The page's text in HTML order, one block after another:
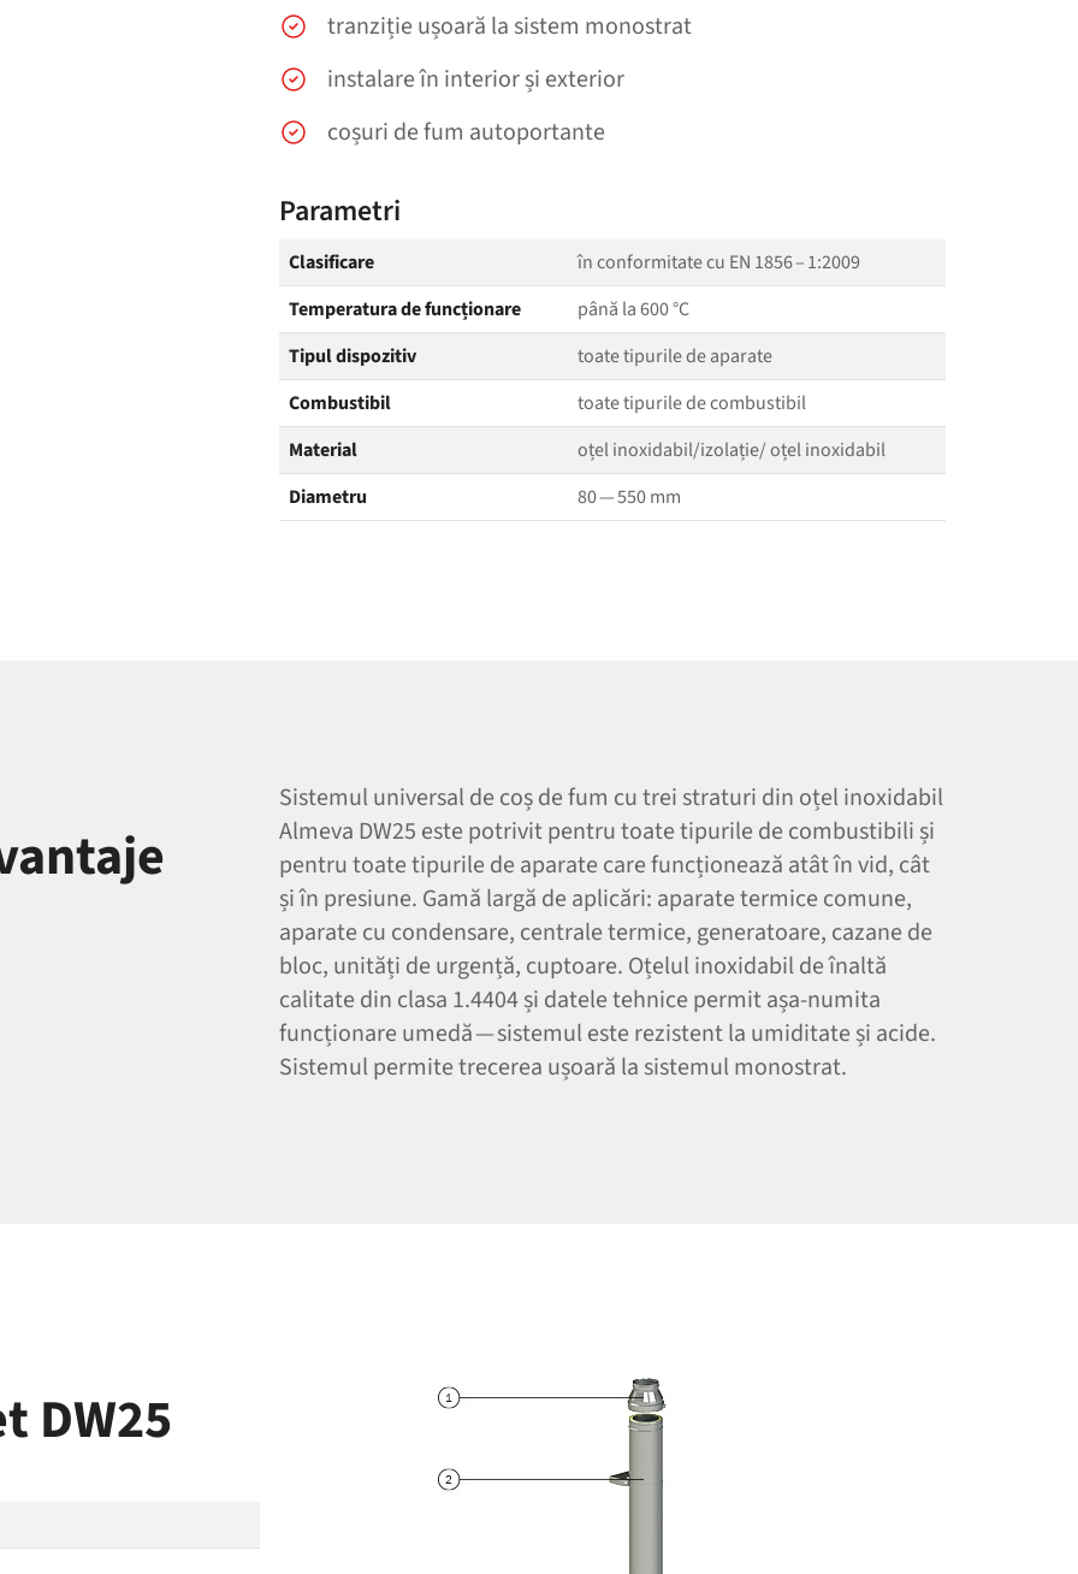
tranziție ușoară la sistem monostrat
instalare în interior și exterior
coșuri de fum autoportante
Parametri
Clasificare
în conformitate cu EN 1856 – 1:2009
Temperatura de funcționare
până la 600 °C
Tipul dispozitiv
toate tipurile de aparate
Combustibil
toate tipurile de combustibil
Material
oțel inoxidabil/​izolație/​ oțel inoxidabil
Diametru
80 — 550 mm
Sistemul universal de coș de fum cu trei straturi din oțel inoxidabil
Almeva DW25 este potrivit pentru toate tipurile de combustibili și
pentru toate tipurile de aparate care funcționează atât în vid, cât
și în presiune. Gamă largă de aplicări: aparate termice comune,
aparate cu condensare, centrale termice, generatoare, cazane de
bloc, unități de urgență, cuptoare. Oțelul inoxidabil de înaltă
calitate din clasa 1.4404 și datele tehnice permit așa-numita
funcționare umedă — sistemul este rezistent la umiditate și acide.
Sistemul permite trecerea ușoară la sistemul monostrat.
DW25